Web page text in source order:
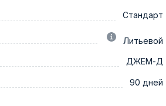
Стандарт
Литьевой
ДЖЕМ-Д
90 дней